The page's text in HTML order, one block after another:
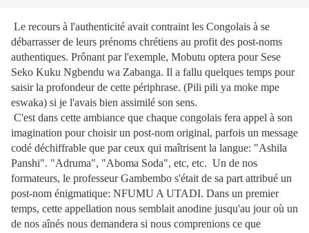
Le recours à l'authenticité avait contraint les Congolais à se
débarrasser de leurs prénoms chrétiens au profit des post-noms
authentiques. Prônant par l'exemple, Mobutu optera pour Sese
Seko Kuku Ngbendu wa Zabanga. Il a fallu quelques temps pour
saisir la profondeur de cette périphrase. (Pili pili ya moke mpe
eswaka) si je l'avais bien assimilé son sens.
C'est dans cette ambiance que chaque congolais fera appel à son
imagination pour choisir un post-nom original, parfois un message
codé déchiffrable que par ceux qui maîtrisent la langue: "Ashila
Panshi". "Adruma", "Aboma Soda", etc, etc. Un de nos
formateurs, le professeur Gambembo s'était de sa part attribué un
post-nom énigmatique: NFUMU A UTADI. Dans un premier
temps, cette appellation nous semblait anodine jusqu'au jour où un
de nos aînés nous demandera si nous comprenions ce que